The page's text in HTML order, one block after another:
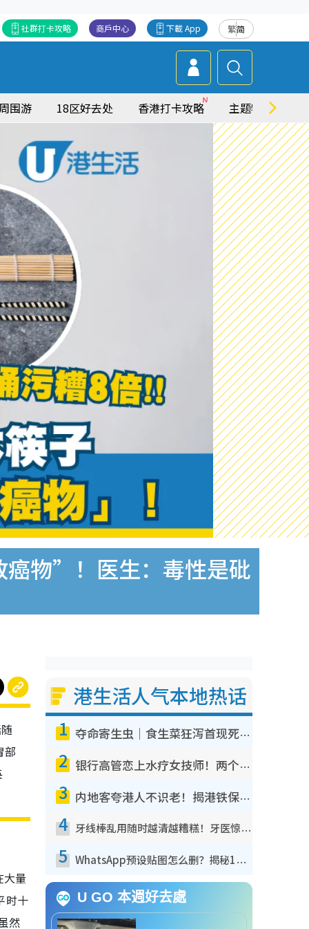
繁简
下載 App
商戶中心
社群打卡攻略
围游 18区好去处 香港打卡攻略 主题特集
癌物”！医生：毒性是砒
部
大量
时十
然
港生活人气本地热话
1 夺命寄生虫｜食生菜狂泻首现死者！疫潮恶化录1.8万宗病例 揭洗菜3大谬误
2 银行高管恋上水疗女技师！两个月借128万惊觉“沉船”沉落火海 揭背后疑似邪教操控卖淫
3 内地客夸港人不识老！揭港铁保鲜级冷气 港人求放过：别投诉
4 牙线棒乱用随时越清越糟糕！牙医惊揭盲目过户细菌恐致蛀牙：这种才是日常真保养
5 WhatsApp预设贴图怎么删？揭秘1招“反向操作”还原简洁界面 附3步实测教程
U GO 本週好去處